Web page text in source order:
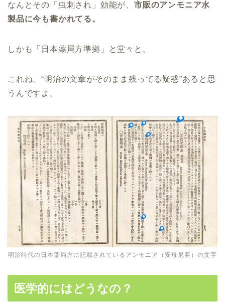
なんとその「虫刺され」効能が、 市販のアンモニア水
製品に今も書かれてる。
しかも「日本薬局方準拠」と堂々と。
これね、“明治の文章がそのまま残ってる疑惑”あると思
うんですよ。
明治時代の日本薬局方に記載されているアンモニア（安母尼亜）の文字
医学的にはどうなの？